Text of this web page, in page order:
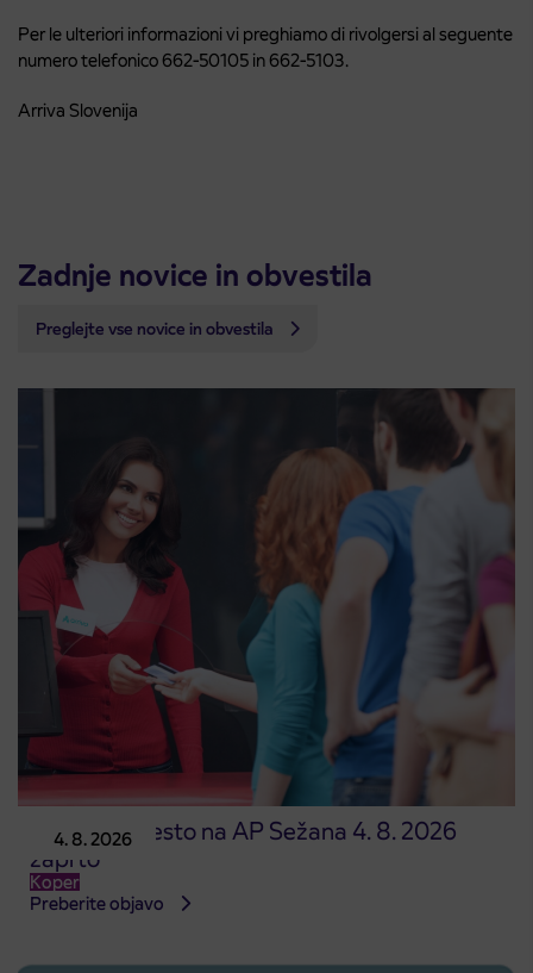
Per le ulteriori informazioni vi preghiamo di rivolgersi al seguente
numero telefonico 662-50105 in 662-5103.
Arriva Slovenija
Zadnje novice in obvestila
Preglejte vse novice in obvestila
4. 8. 2026
Prodajno mesto na AP Sežana 4. 8. 2026
zaprto
Koper
Preberite objavo